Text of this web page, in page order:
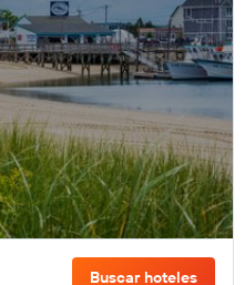
Buscar hoteles